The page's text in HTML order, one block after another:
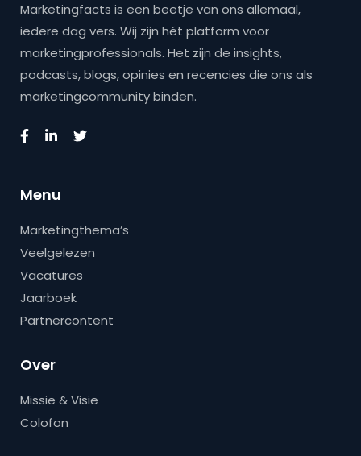
Marketingfacts is een beetje van ons allemaal,
iedere dag vers. Wij zijn hét platform voor
marketingprofessionals. Het zijn de insights,
podcasts, blogs, opinies en recencies die ons als
marketingcommunity binden.
Menu
Marketingthema’s
Veelgelezen
Vacatures
Jaarboek
Partnercontent
Over
Missie & Visie
Colofon